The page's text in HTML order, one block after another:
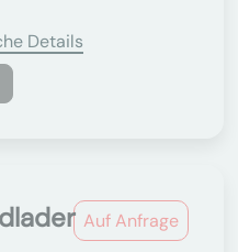
Details
Auf Anfrage